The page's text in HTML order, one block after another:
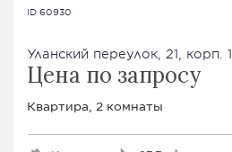
ID 60930
Уланский переулок, 21, корп. 1
Цена по запросу
Квартира, 2 комнаты